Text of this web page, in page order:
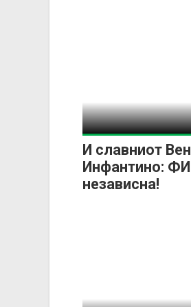
И славниот
Инфантино:
независна!